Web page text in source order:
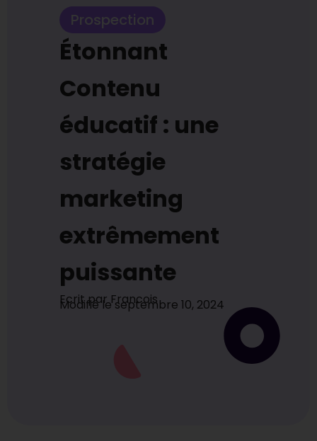
Prospection
Étonnant
Contenu
éducatif : une
stratégie
marketing
extrêmement
puissante
Ecrit parFrancois
Modifié le septembre 10, 2024